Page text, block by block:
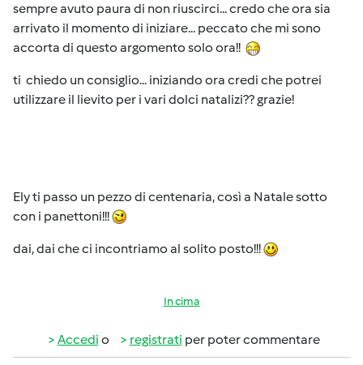
sempre avuto paura di non riuscirci... credo che ora sia
arrivato il momento di iniziare... peccato che mi sono
accorta di questo argomento solo ora!!
ti chiedo un consiglio... iniziando ora credi che potrei
utilizzare il lievito per i vari dolci natalizi?? grazie!
Ely ti passo un pezzo di centenaria, così a Natale sotto
con i panettoni!!!
dai, dai che ci incontriamo al solito posto!!!
In cima
Accedi o registrati per poter commentare